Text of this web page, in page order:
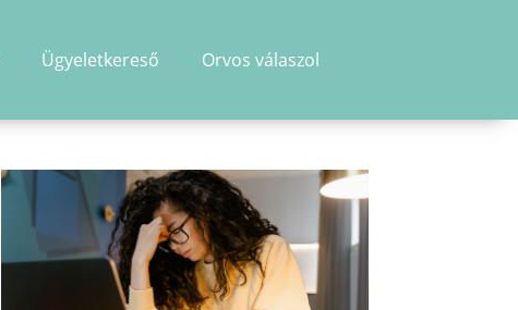
Ügyeletkereső Orvos válaszol